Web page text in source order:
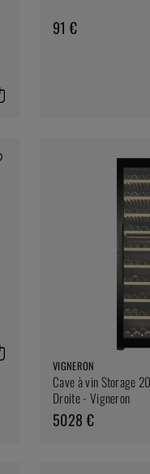
91 €
VIGNERON
Cave à vin Storage
Droite - Vigneron
5028 €